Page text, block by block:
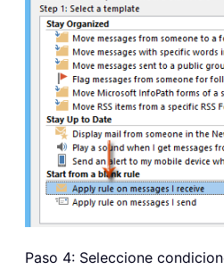
Paso 4: Seleccione